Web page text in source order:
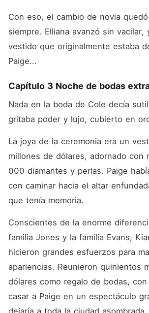
Con eso, el cambio de novia
siempre. Elliana avanzó sin vacilar,
vestido que originalmente estaba
Paige...
Capítulo 3 Noche de bodas
Nada en la boda de Cole decía
gritaba poder y lujo, cubierto en
La joya de la ceremonia era un
millones de dólares, adornado con
000 diamantes y perlas. Paige
con caminar hacia el altar
que tenía memoria.
Conscientes de la enorme
familia Jones y la familia Evans,
hicieron grandes esfuerzos para
apariencias. Reunieron quinientos
dólares como regalo de bodas,
casar a Paige en un espectáculo
dejaría a toda la ciudad asombrada.